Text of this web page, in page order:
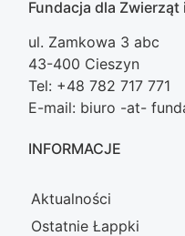
Fundacja dla
ul. Zamkowa 3 abc
43-400 Cieszyn
Tel: +48 782 717 771
E-mail: biuro -at-
INFORMACJE
Aktualności
Ostatnie Łappki